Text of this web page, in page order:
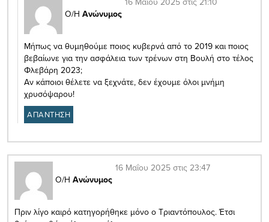
Ο/Η Ανώνυμος
Μήπως να θυμηθούμε ποιος κυβερνά από το 2019 και ποιος
βεβαίωνε για την ασφάλεια των τρένων στη Βουλή στο τέλος
Φλεβάρη 2023;
Αν κάποιοι θέλετε να ξεχνάτε, δεν έχουμε όλοι μνήμη
χρυσόψαρου!
ΑΠΑΝΤΗΣΗ
Ο/Η Ανώνυμος
16 Μαΐου 2025 στις 23:47
Πριν λίγο καιρό κατηγορήθηκε μόνο ο Τριαντόπουλος. Έτσι